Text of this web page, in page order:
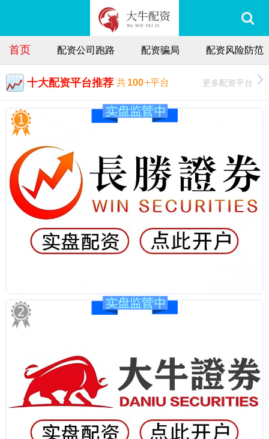
首页 配资公司跑路 配资骗局 配资风险防范
十大配资平台推荐 共100+平台 更多配资平台